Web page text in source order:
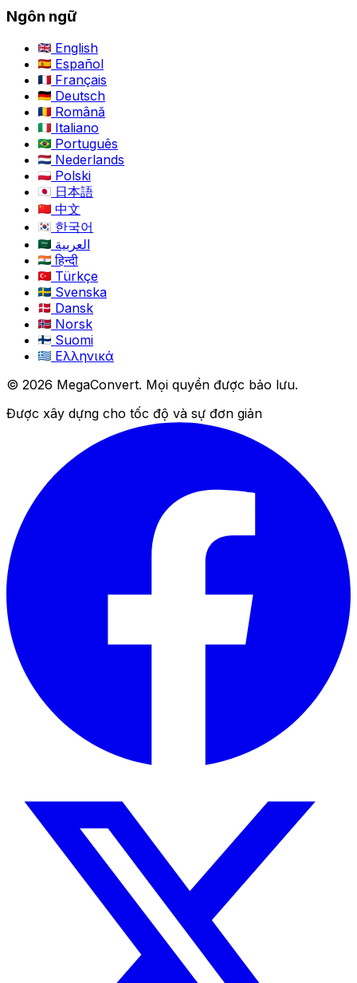
Ngôn ngữ
English
Español
Français
Deutsch
Română
Italiano
Português
Nederlands
Polski
日本語
中文
한국어
العربية
हिन्दी
Türkçe
Svenska
Dansk
Norsk
Suomi
Ελληνικά
© 2026 MegaConvert. Mọi quyền được bảo lưu.
Được xây dựng cho tốc độ và sự đơn giản